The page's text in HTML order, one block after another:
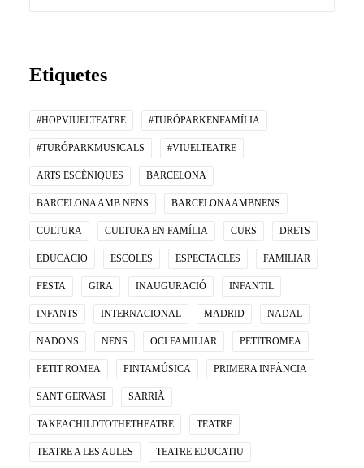
Etiquetes
#HOPVIUELTEATRE #TURÓPARKENFAMÍLIA
#TURÓPARKMUSICALS #VIUELTEATRE
ARTS ESCÈNIQUES BARCELONA
BARCELONA AMB NENS BARCELONAAMBNENS
CULTURA CULTURA EN FAMÍLIA CURS DRETS
EDUCACIO ESCOLES ESPECTACLES FAMILIAR
FESTA GIRA INAUGURACIÓ INFANTIL
INFANTS INTERNACIONAL MADRID NADAL
NADONS NENS OCI FAMILIAR PETITROMEA
PETIT ROMEA PINTAMÚSICA PRIMERA INFÀNCIA
SANT GERVASI SARRIÀ
TAKEACHILDTOTHETHEATRE TEATRE
TEATRE A LES AULES TEATRE EDUCATIU